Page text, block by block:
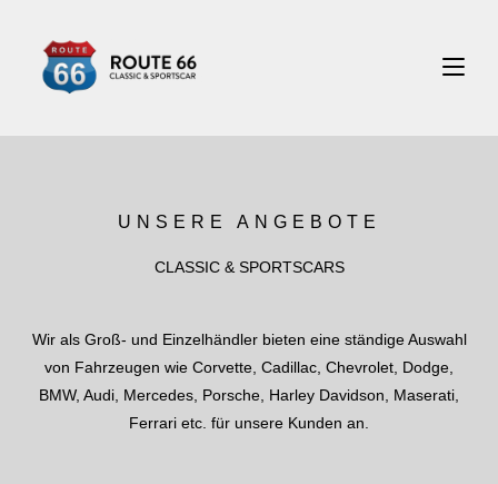
UNSERE ANGEBOTE
CLASSIC & SPORTSCARS
Wir als Groß- und Einzelhändler bieten eine ständige Auswahl
von Fahrzeugen wie Corvette, Cadillac, Chevrolet, Dodge,
BMW, Audi, Mercedes, Porsche, Harley Davidson, Maserati,
Ferrari etc. für unsere Kunden an.